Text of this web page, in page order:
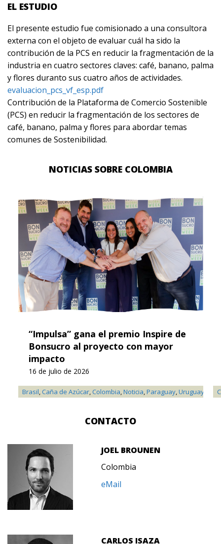
EL ESTUDIO
El presente estudio fue comisionado a una consultora
externa con el objeto de evaluar cuál ha sido la
contribución de la PCS en reducir la fragmentación de la
industria en cuatro sectores claves: café, banano, palma
y flores duranto sus cuatro años de actividades.
evaluacion_pcs_vf_esp.pdf
Contribución de la Plataforma de Comercio Sostenible
(PCS) en reducir la fragmentación de los sectores de
café, banano, palma y flores para abordar temas
comunes de Sostenibilidad.
NOTICIAS SOBRE COLOMBIA
Brasil,Caña de Azúcar,Colombia,Noticia,Paraguay,Uruguay
“Impulsa” gana el premio Inspire de
Bonsucro al proyecto con mayor
impacto
16 de julio de 2026
CONTACTO
JOEL BROUNEN
Colombia
eMail
CARLOS ISAZA